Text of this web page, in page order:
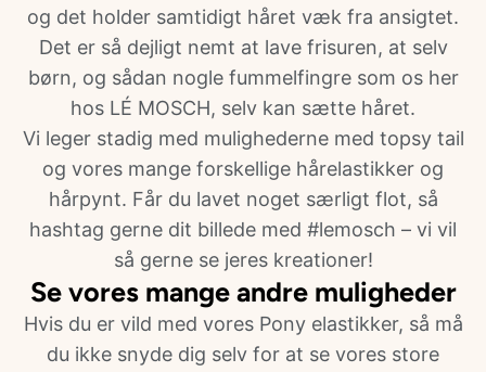
og det holder samtidigt håret væk fra ansigtet.
Det er så dejligt nemt at lave frisuren, at selv
børn, og sådan nogle fummelfingre som os her
hos LÉ MOSCH, selv kan sætte håret.
Vi leger stadig med mulighederne med topsy tail
og vores mange forskellige hårelastikker og
hårpynt. Får du lavet noget særligt flot, så
hashtag gerne dit billede med #lemosch – vi vil
så gerne se jeres kreationer!
Se vores mange andre muligheder
Hvis du er vild med vores Pony elastikker, så må
du ikke snyde dig selv for at se vores store